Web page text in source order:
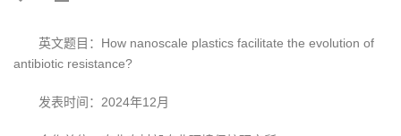
英文题目：How nanoscale plastics facilitate the evolution of
antibiotic resistance?
发表时间：2024年12月